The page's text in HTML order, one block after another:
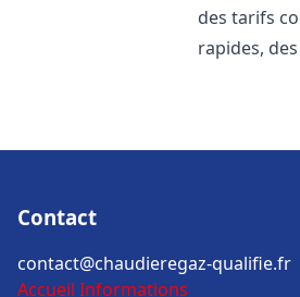
des tarifs
rapides,
Contact
contact@chaudieregaz-qualifie.fr
Accueil Informations